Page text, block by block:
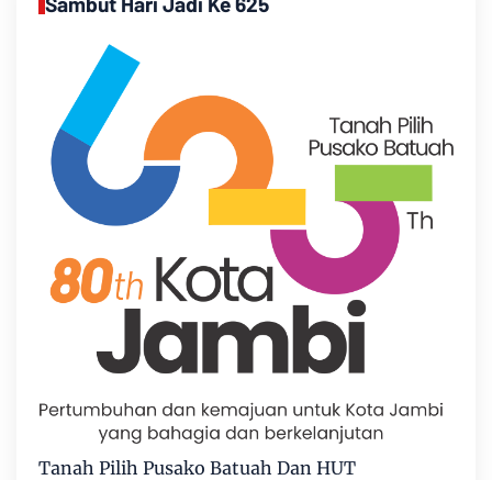
Tanah Pilih Pusako Batuah Dan HUT